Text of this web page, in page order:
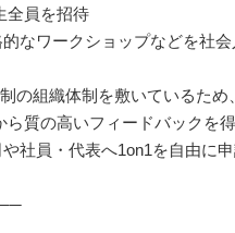
全員を招待
ワークショップなどを社会
の組織体制を敷いているため
ら質の高いフィードバックを
員・代表へ1on1を自由に申